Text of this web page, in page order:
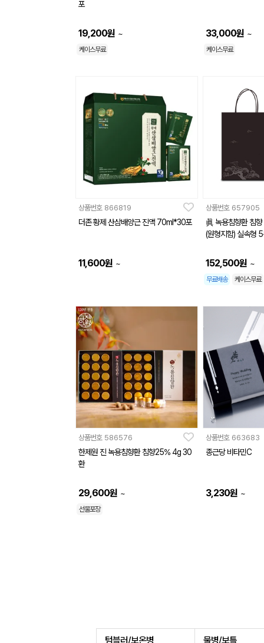
포
19,200원 ~
케이스무료
33,000원 ~
케이스무료
상품번호 866819
더존 황제 산삼배양근 진액 70ml*30포
11,600원 ~
상품번호 657905
眞 녹용침향환 침
(원형지함) 실속형
152,500원 ~
무료배송 케이스무료
상품번호 586576
한제원 진 녹용침향환 침향25% 4g 30
환
29,600원 ~
선물포장
상품번호 663683
종근당 비타민C
3,230원 ~
텀블러/보온병 물병/보틀